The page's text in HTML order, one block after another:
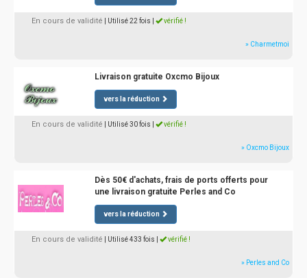
En cours de validité | Utilisé 22 fois vérifié !
» Charmetmoi
Livraison gratuite Oxcmo Bijoux
vers la réduction
En cours de validité | Utilisé 30 fois vérifié !
» Oxcmo Bijoux
Dès 50€ d'achats, frais de ports offerts pour
une livraison gratuite Perles and Co
vers la réduction
En cours de validité | Utilisé 433 fois vérifié !
» Perles and Co